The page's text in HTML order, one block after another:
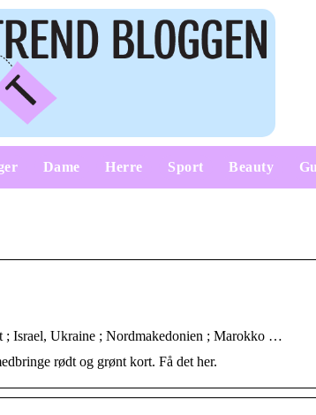
Dame Herre Sport Beauty
; Israel, ​Ukraine ; ​​Nordmakedonien ; Marokko …
rødt og grønt kort. Få det her.